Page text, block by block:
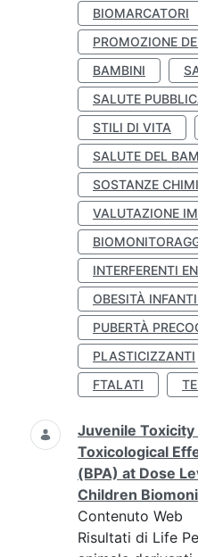
BIOMARCATORI
PROMOZIONE
BAMBINI
SALUTE
STILI DI VITA
SALUTE DEL
SOSTANZE
VALUTAZIONE
INTERFERENTI
OBESITÀ
PUBERTÀ
PLASTICIZZANTI
FTALATI
Juvenile
Toxicological
(BPA) at Dose
Children
Contenuto Web
Risultati di Life